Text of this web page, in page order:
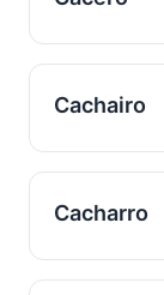
Cachairo
Cacharro